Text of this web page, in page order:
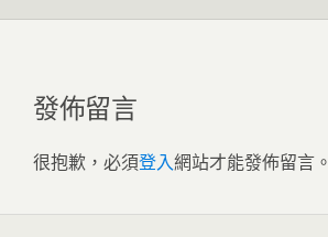
發佈留言
很抱歉，必須登入網站才能發佈留言。